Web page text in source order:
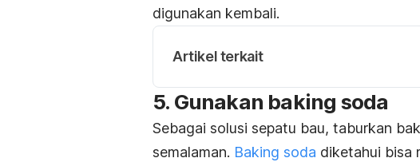
digunakan kembali.
Artikel terkait
5. Gunakan baking soda
Sebagai solusi sepatu bau, taburkan
semalaman. Baking soda diketahui bisa